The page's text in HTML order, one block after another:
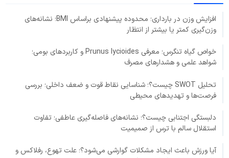
افزایش وزن در بارداری؛ محدوده پیشنهادی براساس BMI؛ نشانه‌های
وزن‌گیری کمتر یا بیشتر از انتظار
خواص گیاه تنگرس؛ معرفی Prunus lycioides و کاربردهای بومی؛
شواهد علمی و هشدارهای مصرف
تحلیل SWOT چیست؟؛ شناسایی نقاط قوت و ضعف داخلی؛ بررسی
فرصت‌ها و تهدیدهای محیطی
دلبستگی اجتنابی چیست؟؛ نشانه‌های فاصله‌گیری عاطفی؛ تفاوت
استقلال سالم با ترس از صمیمیت
آیا ورزش باعث ایجاد مشکلات گوارشی می‌شود؟؛ علت تهوع، رفلاکس و